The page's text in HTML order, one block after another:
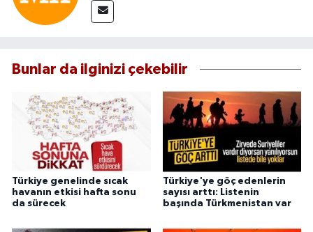
Bunlar da ilginizi çekebilir
Türkiye genelinde sıcak
havanın etkisi hafta sonu
da sürecek
Türkiye'ye göç edenlerin
sayısı arttı: Listenin
başında Türkmenistan var